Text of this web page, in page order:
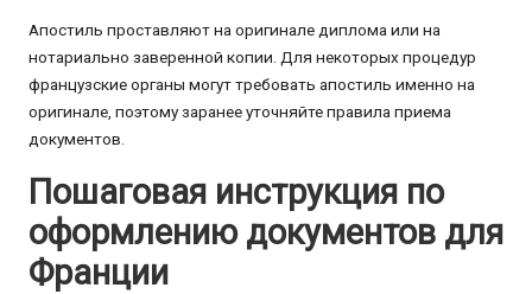
Апостиль проставляют на оригинале диплома или на
нотариально заверенной копии. Для некоторых процедур
французские органы могут требовать апостиль именно на
оригинале, поэтому заранее уточняйте правила приема
документов.
Пошаговая инструкция по
оформлению документов для
Франции